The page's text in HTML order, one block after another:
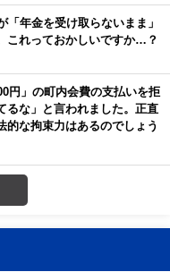
「年金を受け取らないまま」
これっておかしいですか…？
円」の町内会費の支払いを拒
るな」と言われました。正直
的な拘束力はあるのでしょう